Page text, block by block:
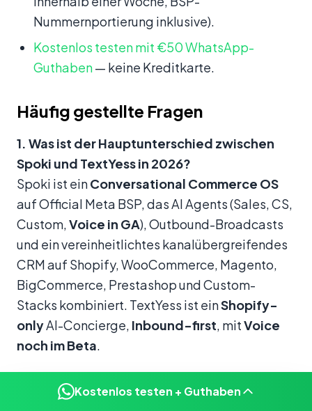
Nummernportierung inklusive).
Kostenlos testen mit €50 WhatsApp-
Guthaben— keine Kreditkarte.
Häufig gestellte Fragen
1. Was ist der Hauptunterschied zwischen
Spoki und TextYess in 2026?
Spoki ist einConversational Commerce OS
auf Official Meta BSP, das AI Agents (Sales, CS,
Custom,Voice in GA), Outbound-Broadcasts
und ein vereinheitlichtes kanalübergreifendes
CRM auf Shopify, WooCommerce, Magento,
BigCommerce, Prestashop und Custom-
Stacks kombiniert. TextYess ist einShopify-
onlyAI-Concierge, Inbound-first, mitVoice
noch im Beta.
2. Trackt Spoki den Conversation-Umsatz?
Ja — und auf einem breiten Scope. Spoki
Kostenlos testen + Guthaben